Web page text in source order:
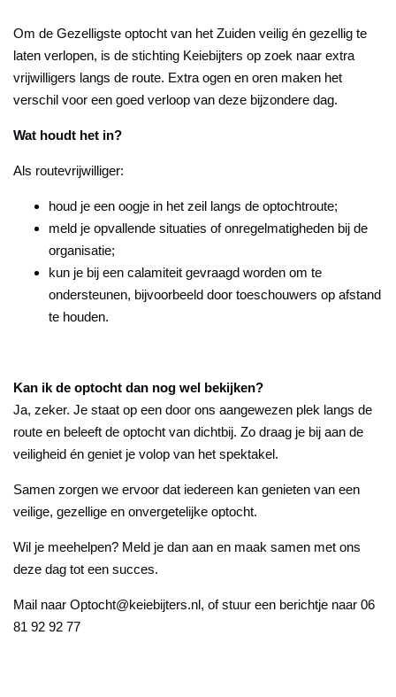
Om de Gezelligste optocht van het Zuiden veilig én gezellig te
laten verlopen, is de stichting Keiebijters op zoek naar extra
vrijwilligers langs de route. Extra ogen en oren maken het
verschil voor een goed verloop van deze bijzondere dag.
Wat houdt het in?
Als routevrijwilliger:
houd je een oogje in het zeil langs de optochtroute;
meld je opvallende situaties of onregelmatigheden bij de
organisatie;
kun je bij een calamiteit gevraagd worden om te
ondersteunen, bijvoorbeeld door toeschouwers op afstand
te houden.
Kan ik de optocht dan nog wel bekijken?
Ja, zeker. Je staat op een door ons aangewezen plek langs de
route en beleeft de optocht van dichtbij. Zo draag je bij aan de
veiligheid én geniet je volop van het spektakel.
Samen zorgen we ervoor dat iedereen kan genieten van een
veilige, gezellige en onvergetelijke optocht.
Wil je meehelpen? Meld je dan aan en maak samen met ons
deze dag tot een succes.
Mail naar Optocht@keiebijters.nl, of stuur een berichtje naar 06
81 92 92 77